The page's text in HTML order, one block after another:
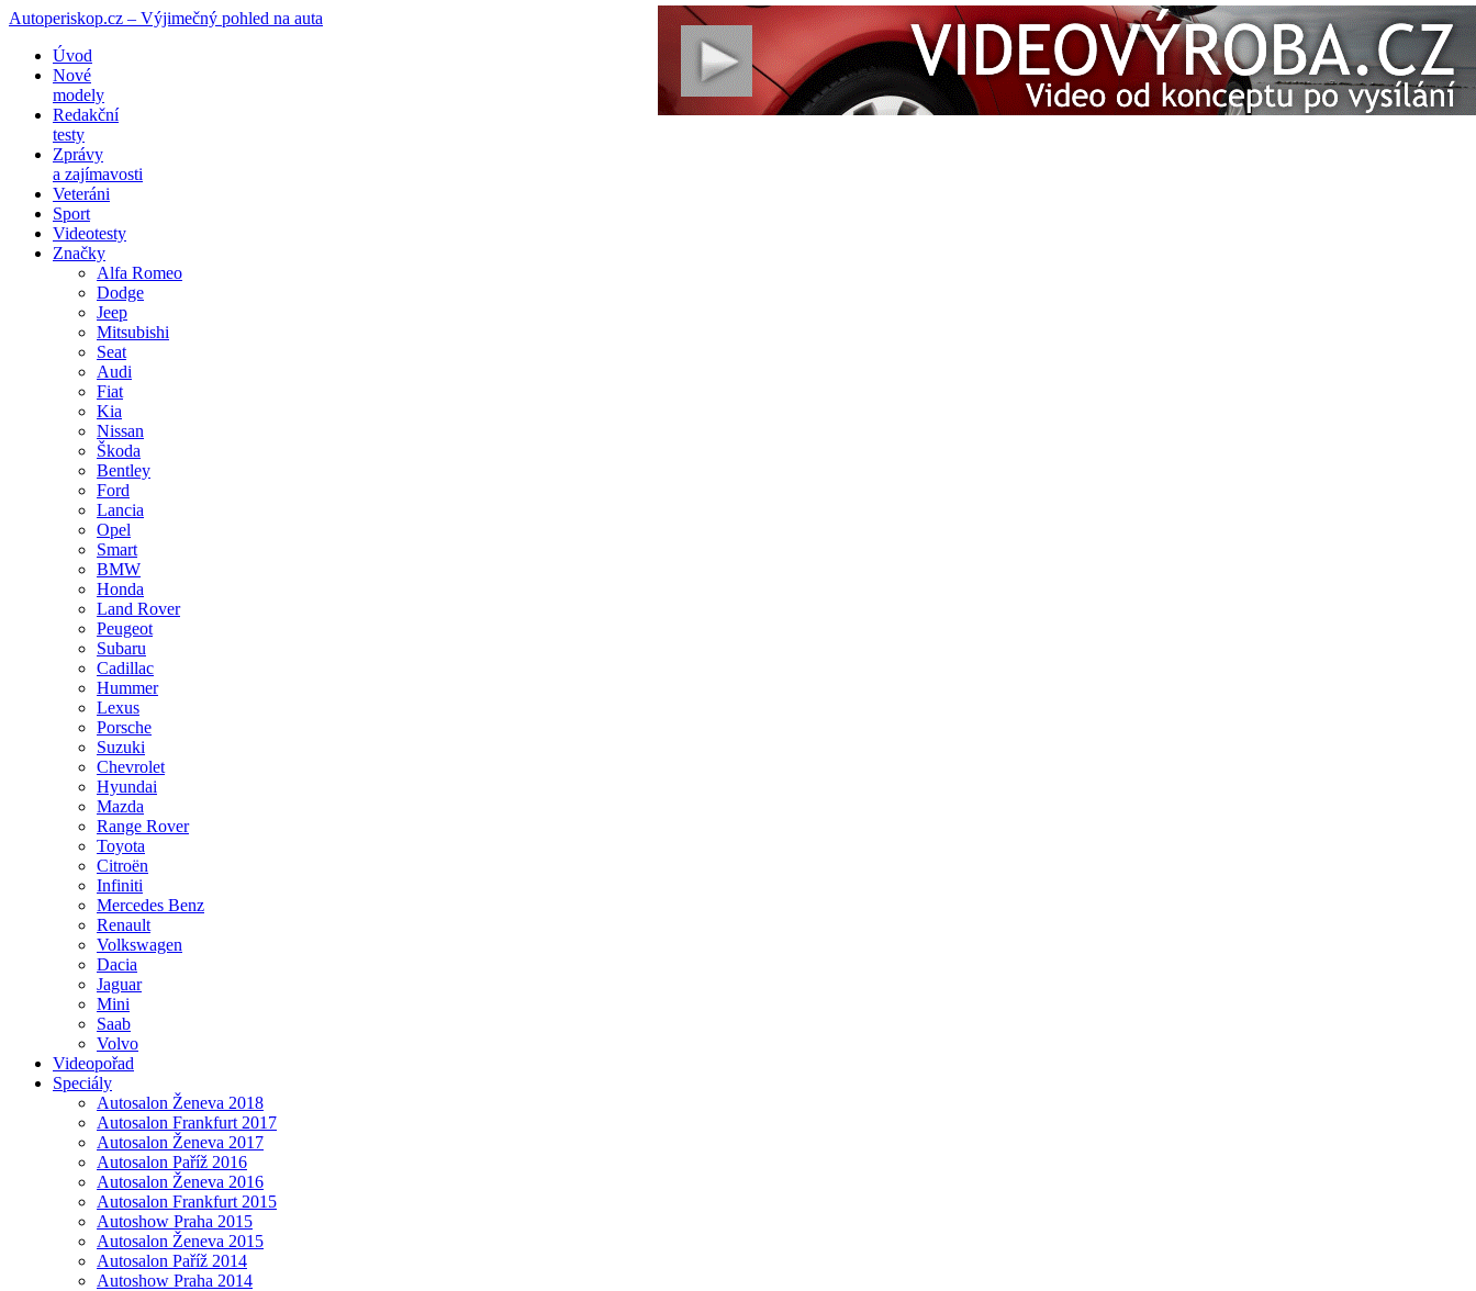
Autoperiskop.cz – Výjimečný pohled na auta
Přejít
obsahu
webu
Úvod
Nové
modely
Redakční
testy
Zprávy
a zajímavosti
Veteráni
Sport
Videotesty
Značky
Alfa Romeo
Dodge
Jeep
Mitsubishi
Seat
Audi
Fiat
Kia
Nissan
Škoda
Bentley
Ford
Lancia
Opel
Smart
BMW
Honda
Land Rover
Peugeot
Subaru
Cadillac
Hummer
Lexus
Porsche
Suzuki
Chevrolet
Hyundai
Mazda
Range Rover
Toyota
Citroën
Infiniti
Mercedes Benz
Renault
Volkswagen
Dacia
Jaguar
Mini
Saab
Volvo
Videopořad
Speciály
Autosalon Ženeva 2018
Autosalon Frankfurt 2017
Autosalon Ženeva 2017
Autosalon Paříž 2016
Autosalon Ženeva 2016
Autosalon Frankfurt 2015
Autoshow Praha 2015
Autosalon Ženeva 2015
Autosalon Paříž 2014
Autoshow Praha 2014